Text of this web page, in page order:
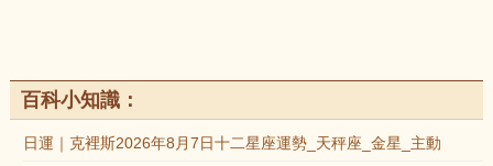
百科小知識：
日運｜克裡斯2026年8月7日十二星座運勢_天秤座_金星_主動